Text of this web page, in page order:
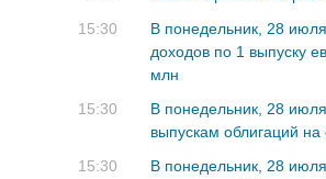
15:30
В понедельник, 28
доходов по 1 выпуску
млн
15:30
В понедельник, 28
выпускам облигаций
15:30
В понедельник, 28